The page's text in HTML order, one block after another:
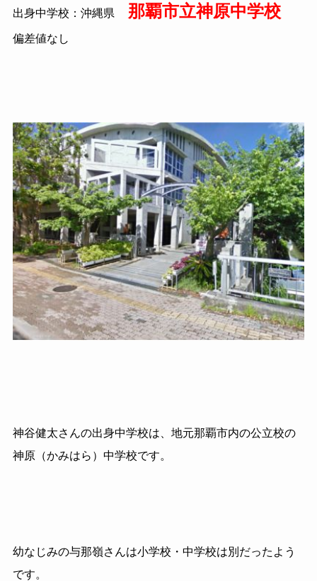
出身中学校：沖縄県 那覇市立神原中学校
偏差値なし
神谷健太さんの出身中学校は、地元那覇市内の公立校の
神原（かみはら）中学校です。
幼なじみの与那嶺さんは小学校・中学校は別だったよう
です。